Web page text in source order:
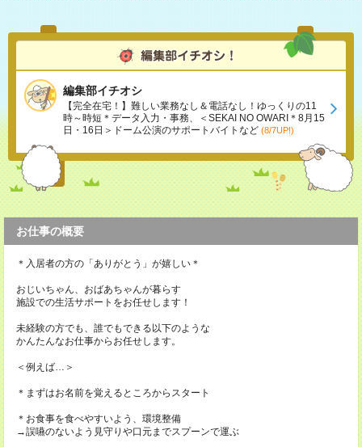
編集部イチオシ
【完全在宅！】難しい業務なし＆電話なし！ゆっくりの11
時～時短＊データ入力・事務、＜SEKAI NO OWARI＊8月15
日・16日＞ドーム公演のサポートバイトなど (8/7UP!)
お仕事の概要
＊入居者の方の「ありがとう」が嬉しい＊
おじいちゃん、おばあちゃんが暮らす
施設での生活サポートをお任せします！
未経験の方でも、誰でもできる以下のような
かんたんなお仕事からお任せします。
＜例えば…＞
＊まずはお名前を覚えるところからスタート
＊お食事を食べやすいよう、環境整備
→誤嚥のないよう見守りや口元までスプーンで運ぶ